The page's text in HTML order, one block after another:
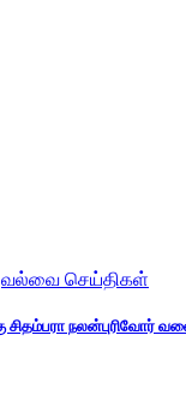
வல்வை செய்திகள்
நலன்புரிவோர்